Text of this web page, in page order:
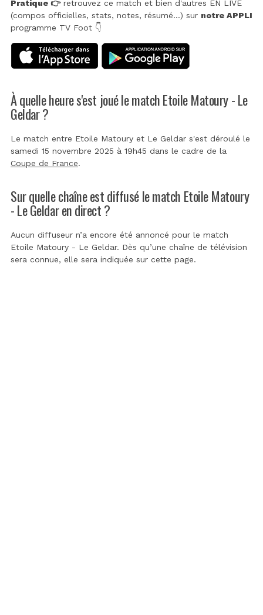
Pratique 👉retrouvez ce match et bien d'autres EN LIVE
(compos officielles, stats, notes, résumé...) sur notre APPLI
programme TV Foot 👇
À quelle heure s'est joué le match Etoile Matoury - Le
Geldar ?
Le match entre Etoile Matoury et Le Geldar s'est déroulé le
samedi 15 novembre 2025 à 19h45 dans le cadre de la
Coupe de France.
Sur quelle chaîne est diffusé le match Etoile Matoury
- Le Geldar en direct ?
Aucun diffuseur n’a encore été annoncé pour le match
Etoile Matoury - Le Geldar. Dès qu’une chaîne de télévision
sera connue, elle sera indiquée sur cette page.